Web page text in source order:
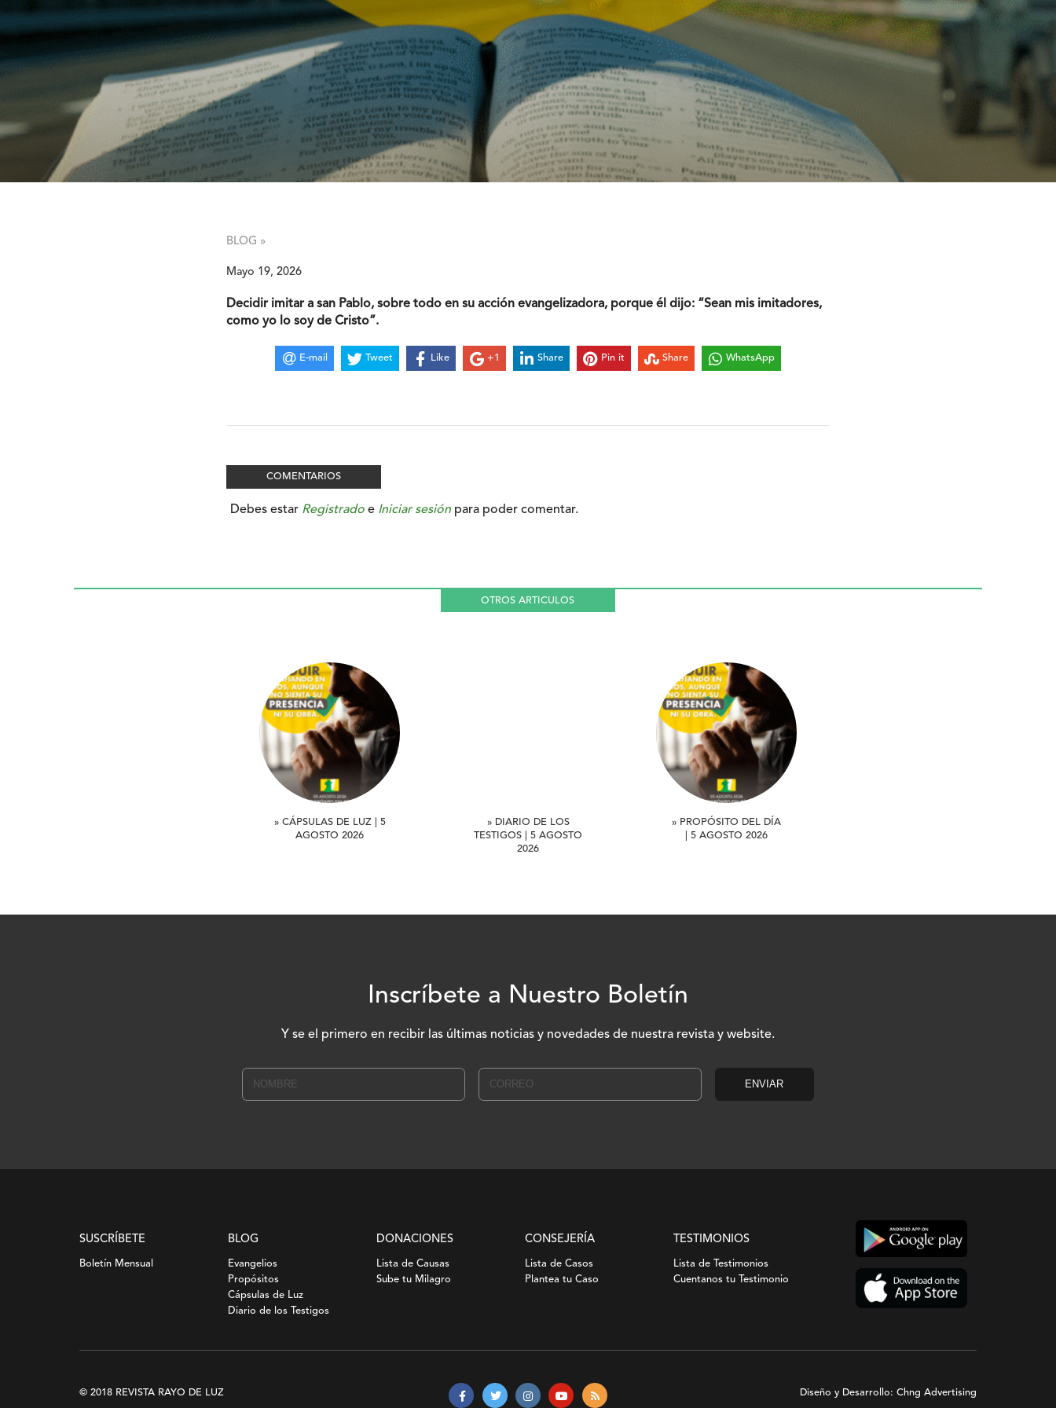
BLOG »
Mayo 19, 2026
Decidir imitar a san Pablo, sobre todo en su acción evangelizadora, porque él dijo: “Sean mis imitadores,
como yo lo soy de Cristo”.
E-mail Tweet Like +1 Share Pin it Share WhatsApp
COMENTARIOS
Debes estar Registrado e Iniciar sesión para poder comentar.
OTROS ARTICULOS
» CÁPSULAS DE LUZ | 5
AGOSTO 2026
» DIARIO DE LOS
TESTIGOS | 5 AGOSTO
2026
» PROPÓSITO DEL DÍA
| 5 AGOSTO 2026
Inscríbete a Nuestro Boletín
Y se el primero en recibir las últimas noticias y novedades de nuestra revista y website.
SUSCRÍBETE
Boletín Mensual
BLOG
Evangelios
Propósitos
Cápsulas de Luz
Diario de los Testigos
DONACIONES
Lista de Causas
Sube tu Milagro
CONSEJERÍA
Lista de Casos
Plantea tu Caso
TESTIMONIOS
Lista de Testimonios
Cuentanos tu Testimonio
© 2018 REVISTA RAYO DE LUZ Diseño y Desarrollo: Chng Advertising